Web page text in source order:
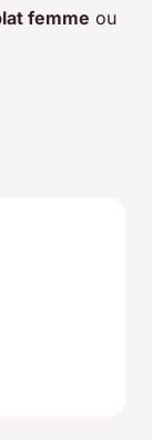
femme ou